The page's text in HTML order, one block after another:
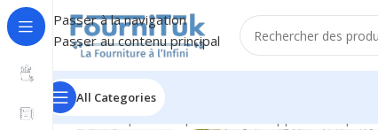
Passer à la navigation
Passer au contenu principal
All Categories
Accueil/Papier & Papeterie